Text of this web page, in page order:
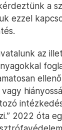
a
ezzel
az
2022 óta